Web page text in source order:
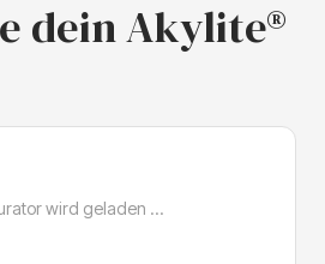
dein Akylite®